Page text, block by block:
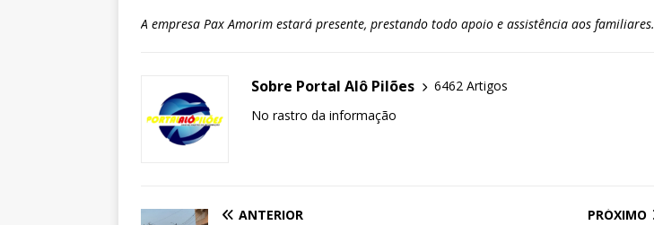
A empresa Pax Amorim estará presente, prestando todo apoio e assistência aos familiares.
Sobre Portal Alô Pilões
6462 Artigos
No rastro da informação
ANTERIOR PRÓXIMO